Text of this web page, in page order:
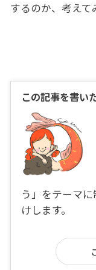
するのか、考えて
この記事を書い
う」をテーマ
けします。